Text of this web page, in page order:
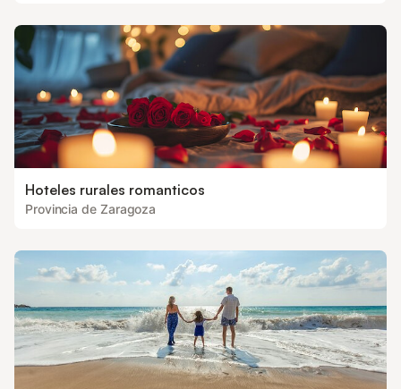
Hoteles rurales romanticos
Provincia de Zaragoza